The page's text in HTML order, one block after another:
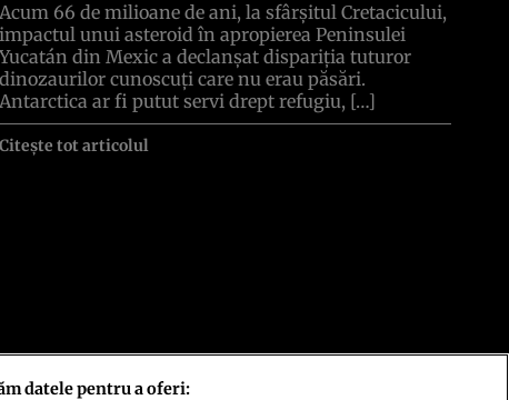
Acum 66 de milioane de ani, la sfârșitul Cretacicului,
impactul unui asteroid în apropierea Peninsulei
Yucatán din Mexic a declanșat dispariția tuturor
dinozaurilor cunoscuți care nu erau păsări.
Antarctica ar fi putut servi drept refugiu, […]
Citește tot articolul
datele pentru a oferi: